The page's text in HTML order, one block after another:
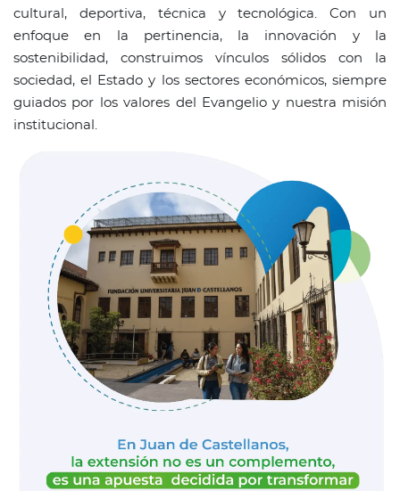
cultural, deportiva, técnica y tecnológica. Con un
enfoque en la pertinencia, la innovación y la
sostenibilidad, construimos vínculos sólidos con la
sociedad, el Estado y los sectores económicos, siempre
guiados por los valores del Evangelio y nuestra misión
institucional.